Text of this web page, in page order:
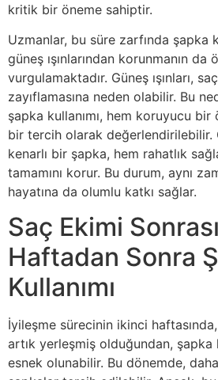
kritik bir öneme sahiptir.
Uzmanlar, bu süre zarfında şapka
güneş ışınlarından korunmanın da
vurgulamaktadır. Güneş ışınları,
zayıflamasına neden olabilir. Bu
şapka kullanımı, hem koruyucu
bir tercih olarak değerlendirilebilir.
kenarlı bir şapka, hem rahatlık
tamamını korur. Bu durum, aynı
hayatına da olumlu katkı sağlar.
Saç Ekimi
Haftadan Sonra
Kullanımı
İyileşme sürecinin ikinci
artık yerleşmiş olduğundan, şapka
esnek olunabilir. Bu dönemde,